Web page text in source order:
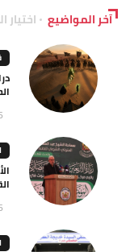
آخر المواضيع اختيار